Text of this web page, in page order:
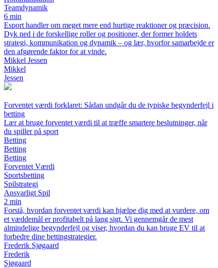
Teamdynamik
6 min
Esport handler om meget mere end hurtige reaktioner og præcision.
Dyk ned i de forskellige roller og positioner, der former holdets
strategi, kommunikation og dynamik – og lær, hvorfor samarbejde er
den afgørende faktor for at vinde.
Mikkel Jessen
Mikkel
Jessen
Forventet værdi forklaret: Sådan undgår du de typiske begynderfejl i
betting
Lær at bruge forventet værdi til at træffe smartere beslutninger, når
du spiller på sport
Betting
Betting
Betting
Forventet Værdi
Sportsbetting
Spilstrategi
Ansvarligt Spil
2 min
Forstå, hvordan forventet værdi kan hjælpe dig med at vurdere, om
et væddemål er profitabelt på lang sigt. Vi gennemgår de mest
almindelige begynderfejl og viser, hvordan du kan bruge EV til at
forbedre dine bettingstrategier.
Frederik Sjøgaard
Frederik
Sjøgaard